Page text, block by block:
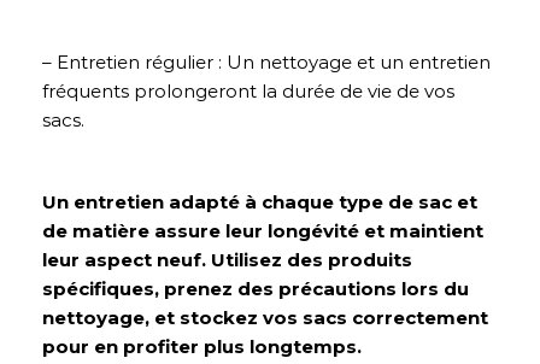
– Entretien régulier : Un nettoyage et un entretien
fréquents prolongeront la durée de vie de vos
sacs.
Un entretien adapté à chaque type de sac et
de matière assure leur longévité et maintient
leur aspect neuf. Utilisez des produits
spécifiques, prenez des précautions lors du
nettoyage, et stockez vos sacs correctement
pour en profiter plus longtemps.